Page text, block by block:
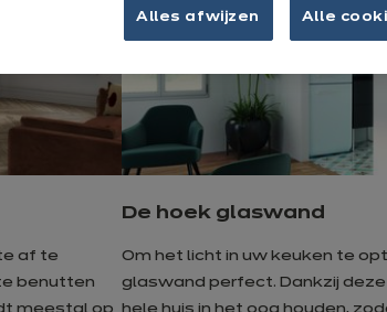
af te
benutten
De hoek glaswand
Om het licht in uw keuken te
glaswand perfect. Dankzij
Alles afwijzen Alle